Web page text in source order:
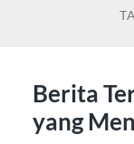
Berita
yang